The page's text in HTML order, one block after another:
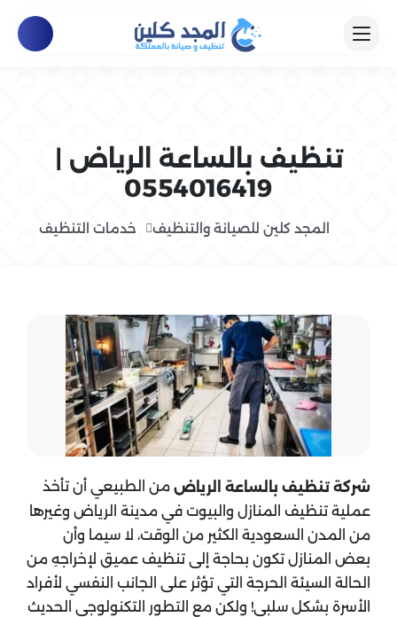
تنظيف بالساعة الرياض |
0554016419
المجد كلين للصيانة والتنظيف خدمات التنظيف
شركة تنظيف بالساعة الرياض من الطبيعي أن تأخذ
عملية تنظيف المنازل والبيوت في مدينة الرياض وغيرها
من المدن السعودية الكثير من الوقت، لا سيما وأن
بعض المنازل تكون بحاجة إلى تنظيف عميق لإخراجهِ من
الحالة السيئة الحرجة التي تؤثر على الجانب النفسي لأفراد
الأسرة بشكل سلبي! ولكن مع التطور التكنولوجي الحديث